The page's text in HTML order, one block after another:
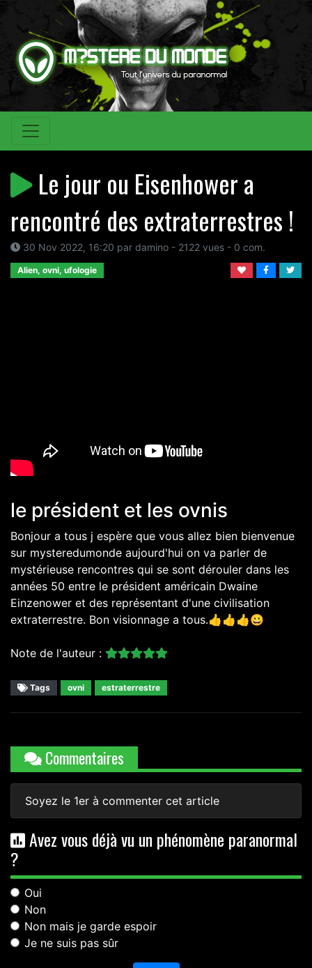
Le jour ou Eisenhower a
rencontré des extraterrestres !
30 Nov 2022, 16:20 par damino - 2122 vues - 0 com.
Alien, ovni, ufologie
le président et les ovnis
Bonjour a tous j espère que vous allez bien bienvenue
sur mysteredumonde aujourd'hui on va parler de
mystérieuse rencontres qui se sont dérouler dans les
années 50 entre le président américain Dwaine
Einzenower et des représentant d'une civilisation
extraterrestre. Bon visionnage a tous.👍👍👍😀
Note de l'auteur :
Tags ovni estraterrestre
Commentaires
Soyez le 1er à commenter cet article
Avez vous déjà vu un phénomène paranormal
?
Oui
Non
Non mais je garde espoir
Je ne suis pas sûr